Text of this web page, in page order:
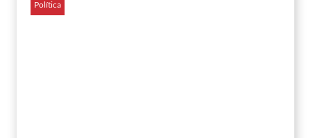
Política